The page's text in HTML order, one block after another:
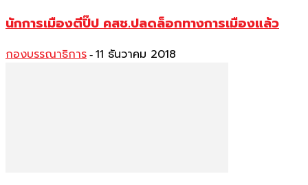
นักการเมืองตีปิ๊ป คสช.ปลดล็อกทางการเมืองแล้ว
กองบรรณาธิการ - 11 ธันวาคม 2018